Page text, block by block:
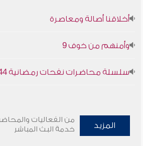
أخلاقنا أصالة ومعاصرة
وأمنهم من خوف 9
سلسلة محاضرات نفحات رمضانية 1444هـ
المزيد
من الفعاليات
خدمة البث المباشر